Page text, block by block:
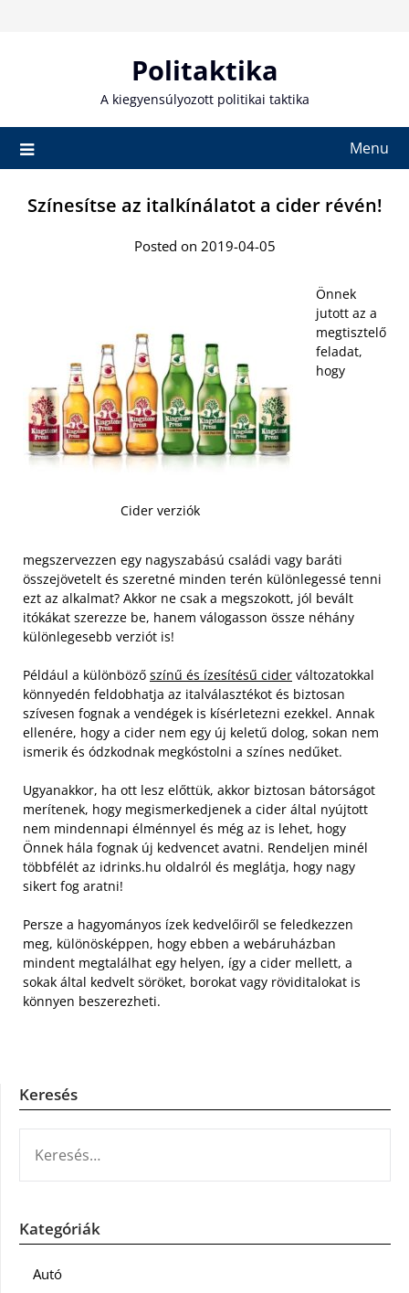
Politaktika
A kiegyensúlyozott politikai taktika
Menu
Színesítse az italkínálatot a cider révén!
Posted on 2019-04-05
Cider verziók
Önnek
jutott az a
megtisztelő
feladat,
hogy
megszervezzen egy nagyszabású családi vagy baráti
összejövetelt és szeretné minden terén különlegessé tenni
ezt az alkalmat? Akkor ne csak a megszokott, jól bevált
itókákat szerezze be, hanem válogasson össze néhány
különlegesebb verziót is!
Például a különböző színű és ízesítésű cider változatokkal
könnyedén feldobhatja az italválasztékot és biztosan
szívesen fognak a vendégek is kísérletezni ezekkel. Annak
ellenére, hogy a cider nem egy új keletű dolog, sokan nem
ismerik és ódzkodnak megkóstolni a színes nedűket.
Ugyanakkor, ha ott lesz előttük, akkor biztosan bátorságot
merítenek, hogy megismerkedjenek a cider által nyújtott
nem mindennapi élménnyel és még az is lehet, hogy
Önnek hála fognak új kedvencet avatni. Rendeljen minél
többfélét az idrinks.hu oldalról és meglátja, hogy nagy
sikert fog aratni!
Persze a hagyományos ízek kedvelőiről se feledkezzen
meg, különösképpen, hogy ebben a webáruházban
mindent megtalálhat egy helyen, így a cider mellett, a
sokak által kedvelt söröket, borokat vagy röviditalokat is
könnyen beszerezheti.
Keresés
Kategóriák
Autó